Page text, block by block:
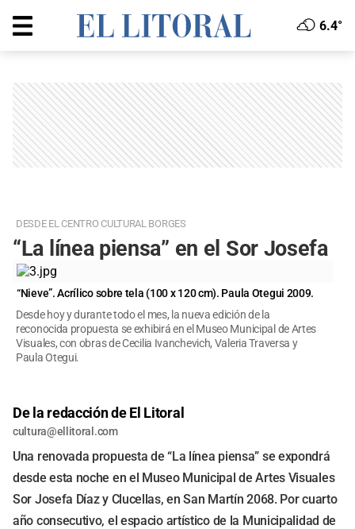
6.4°
DESDE EL CENTRO CULTURAL BORGES
“La línea piensa” en el Sor Josefa
“Nieve”. Acrílico sobre tela (100 x 120 cm). Paula Otegui 2009.
Desde hoy y durante todo el mes, la nueva edición de la
reconocida propuesta se exhibirá en el Museo Municipal de Artes
Visuales, con obras de Cecilia Ivanchevich, Valeria Traversa y
Paula Otegui.
De la redacción de El Litoral
cultura@ellitoral.com
Una renovada propuesta de “La línea piensa” se expondrá
desde esta noche en el Museo Municipal de Artes Visuales
Sor Josefa Díaz y Clucellas, en San Martín 2068. Por cuarto
año consecutivo, el espacio artístico de la Municipalidad de